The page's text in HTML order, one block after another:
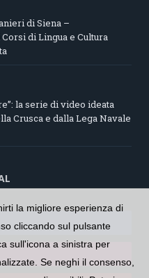
di Siena –
di Lingua e Cultura
la serie di video ideata
Crusca e dalla Lega Navale
la migliore esperienza di
cliccando sul pulsante
sull'icona a sinistra per
Se neghi il consenso,